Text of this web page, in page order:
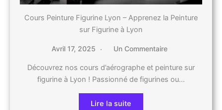
Cours Peinture Figurine Lyon – Apprenez la Peinture
sur Figurine à Lyon
Avril 17, 2025 Un Commentaire
Découvrez nos cours d’aérographe et peinture sur
figurine à Lyon ! Passionné de figurines ou…
Lire la suite